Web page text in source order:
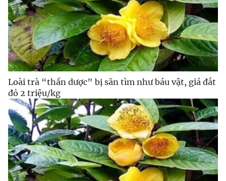
Loài trà “thần dược” bị săn tìm như báu vật, giá đắt
đỏ 2 triệu/kg